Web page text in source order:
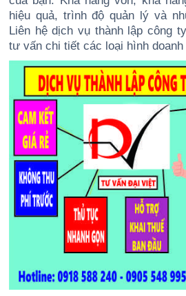
hiệu quả, trình độ quản lý và
Liên hệ dịch vụ thành lập công
tư vấn chi tiết các loại hình